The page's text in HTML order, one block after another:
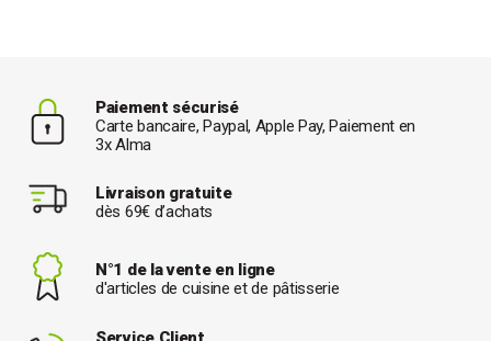
Paiement sécurisé
Carte bancaire, Paypal, Apple Pay, Paiement en
3x Alma
Livraison gratuite
dès 69€ d’achats
N°1 de la vente en ligne
d'articles de cuisine et de pâtisserie